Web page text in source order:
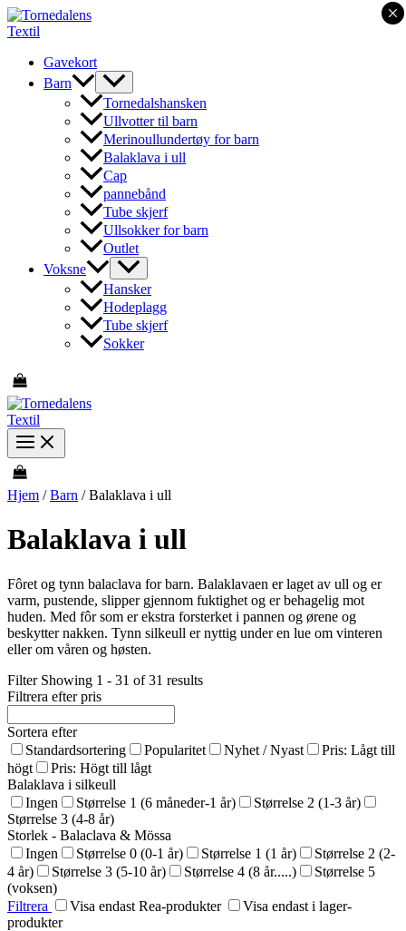
Hopp
rett
innholdetGavekort
Barn
Tornedalshansken
Ullvotter til barn
Merinoullundertøy for barn
Balaklava i ull
Cap
pannebånd
Tube skjerf
Ullsokker for barn
Outlet
Voksne
Hansker
Hodeplagg
Tube skjerf
Sokker
Hjem /Barn / Balaklava i ull
Balaklava i ull
Fôret og tynn balaclava for barn. Balaklavaen er laget av ull og er
varm, pustende, slipper gjennom fuktighet og er behagelig mot
huden. Med fôr som er ekstra forsterket i pannen og ørene og
beskytter nakken. Tynn silkeull er nyttig under en lue om vinteren
eller om våren og høsten.
Filter Showing 1 - 31 of 31 results
Filtrera efter pris
Sortera efter
Standardsortering
Popularitet Nyhet / Nyast
Pris: Lågt till
högt
Pris: Högt till lågt
Balaklava i silkeull
Ingen
Størrelse 1 (6 måneder-1 år)
Størrelse 2 (1-3 år)
Størrelse 3 (4-8 år)
Storlek - Balaclava & Mössa
Ingen
Størrelse 0 (0-1 år) Størrelse 1 (1 år)
Størrelse 2 (2-
4 år)
Størrelse 3 (5-10 år) Størrelse 4 (8 år.....)
Størrelse 5
(voksen)
Filtrera
Visa endast Rea-produkter
Visa endast i lager-
produkter
×